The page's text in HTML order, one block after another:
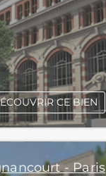
CE BIEN
- Paris